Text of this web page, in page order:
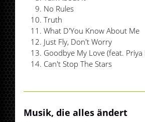
No Rules
Truth
What D'You Know About Me
Just Fly, Don't Worry
Goodbye My Love (feat. Priya
Can't Stop The Stars
Musik, die alles ändert